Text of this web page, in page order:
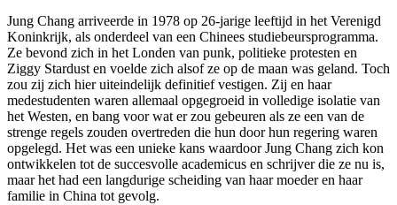
Jung Chang arriveerde in 1978 op 26-jarige leeftijd in het Verenigd
Koninkrijk, als onderdeel van een Chinees studiebeursprogramma.
Ze bevond zich in het Londen van punk, politieke protesten en
Ziggy Stardust en voelde zich alsof ze op de maan was geland. Toch
zou zij zich hier uiteindelijk definitief vestigen. Zij en haar
medestudenten waren allemaal opgegroeid in volledige isolatie van
het Westen, en bang voor wat er zou gebeuren als ze een van de
strenge regels zouden overtreden die hun door hun regering waren
opgelegd. Het was een unieke kans waardoor Jung Chang zich kon
ontwikkelen tot de succesvolle academicus en schrijver die ze nu is,
maar het had een langdurige scheiding van haar moeder en haar
familie in China tot gevolg.